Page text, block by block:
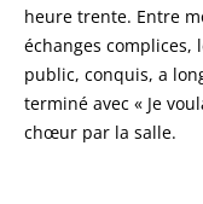
heure trente. Entre
échanges complices,
public, conquis, a
terminé avec « Je
chœur par la salle.